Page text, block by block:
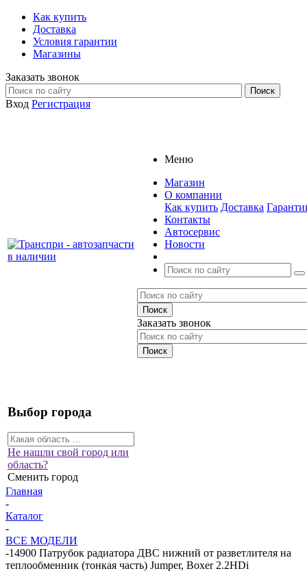
Как купить
Доставка
Условия гарантии
Магазины
Заказать звонок
Вход Регистрация
Меню
Магазин
О компании
Как купить Доставка
Контакты
Автосервис
Новости
Заказать звонок
Выбор города
Не нашли свой город или
область?
Сменить город
Главная
-
Каталог
-
ВСЕ МОДЕЛИ
-14900 Патрубок радиатора ДВС нижний от разветлителя на
теплообменник (тонкая часть) Jumper, Boxer 2.2HDi